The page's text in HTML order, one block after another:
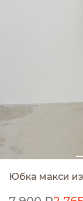
Юбка макси